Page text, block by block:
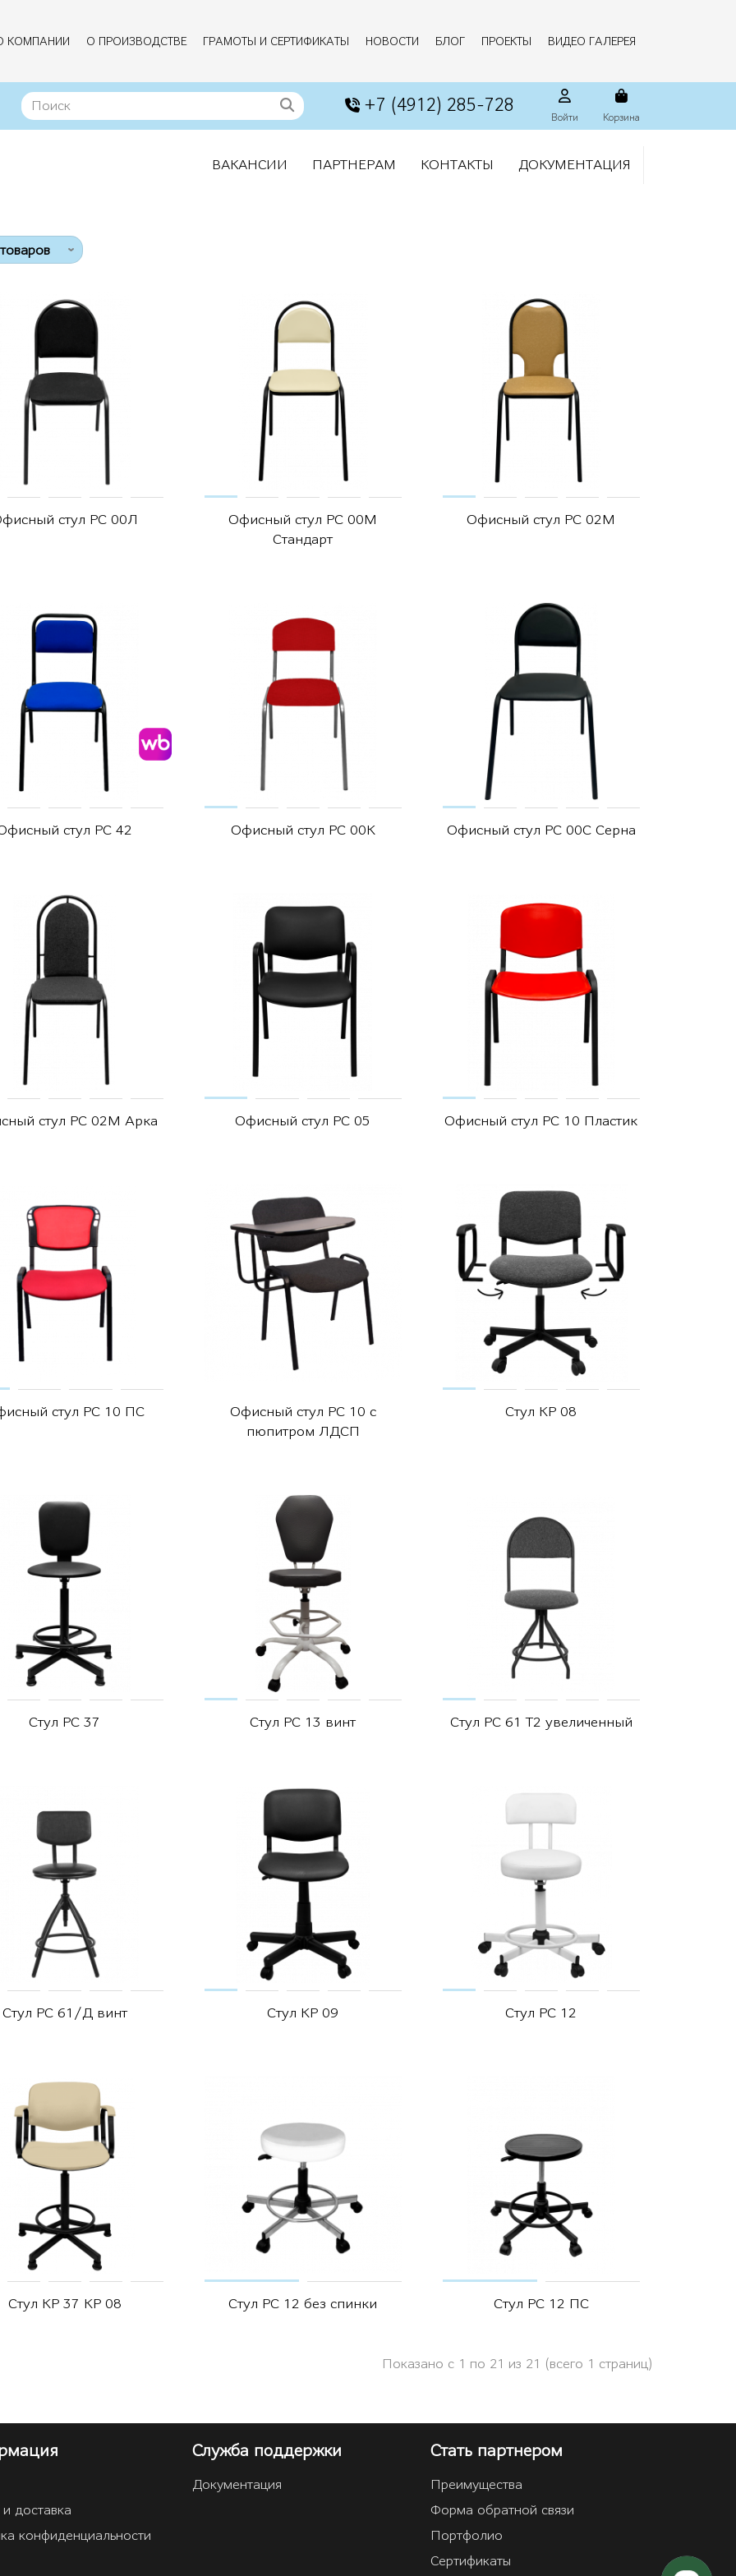
КОМПАНИИ О ПРОИЗВОДСТВЕ ГРАМОТЫ И СЕРТИФИКАТЫ НОВОСТИ БЛОГ ПРОЕКТЫ ВИДЕО ГАЛЕРЕЯ
+7 (4912) 285-728
Войти Корзина
ВАКАНСИИ ПАРТНЕРАМ КОНТАКТЫ ДОКУМЕНТАЦИЯ
стул РС 00Л
Офисный стул РС 00М
Стандарт
Офисный стул РС 02М
стул РС 42 Офисный стул РС 00К Офисный стул РС 00С Серна
стул РС 02М Арка Офисный стул РС 05 Офисный стул РС 10 Пластик
стул РС 10 ПС
Офисный стул РС 10 с
пюпитром ЛДСП
Стул КР 08
Стул РС 37 Стул РС 13 винт Стул РС 61 Т2 увеличенный
Стул РС 61/Д винт Стул КР 09 Стул РС 12
Стул КР 37 КР 08 Стул РС 12 без спинки Стул РС 12 ПС
Показано с 1 по 21 из 21 (всего 1 страниц)
доставка
конфиденциальности
Служба поддержки
Документация
Стать партнером
Преимущества
Форма обратной связи
Портфолио
Сертификаты